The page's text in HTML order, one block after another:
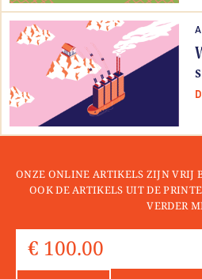
ONZE ONLINE ARTIKELS ZIJN VRIJ
OOK DE ARTIKELS UIT DE
VERDER